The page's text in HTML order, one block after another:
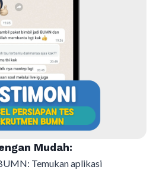
Mudah:
Temukan aplikasi